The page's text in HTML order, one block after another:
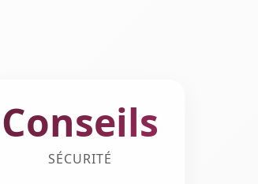
Conseils
SÉCURITÉ